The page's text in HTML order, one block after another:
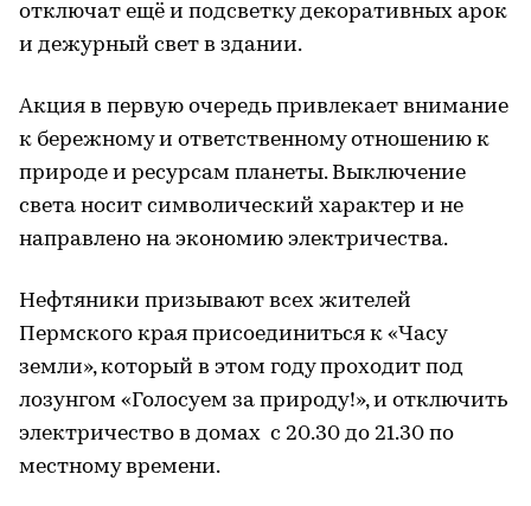
отключат ещё и подсветку декоративных арок
и дежурный свет в здании.
Акция в первую очередь привлекает внимание
к бережному и ответственному отношению к
природе и ресурсам планеты. Выключение
света носит символический характер и не
направлено на экономию электричества.
Нефтяники призывают всех жителей
Пермского края присоединиться к «Часу
земли», который в этом году проходит под
лозунгом «Голосуем за природу!», и отключить
электричество в домах с 20.30 до 21.30 по
местному времени.